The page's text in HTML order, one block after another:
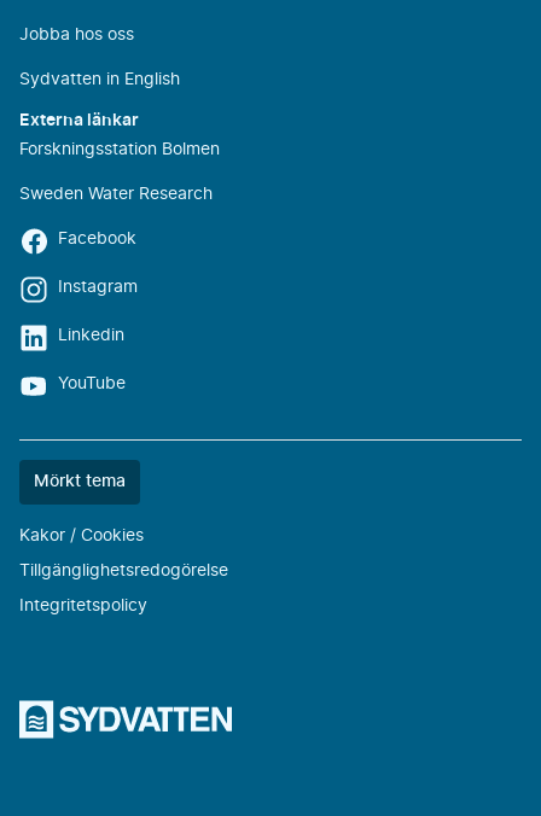
Jobba hos oss
Sydvatten in English
Externa länkar
Forskningsstation Bolmen
Sweden Water Research
Facebook
Instagram
Linkedin
YouTube
Färgtemat
Mörkt tema
Kakor / Cookies
Tillgänglighetsredogörelse
Integritetspolicy